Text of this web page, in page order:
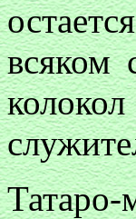
всяком